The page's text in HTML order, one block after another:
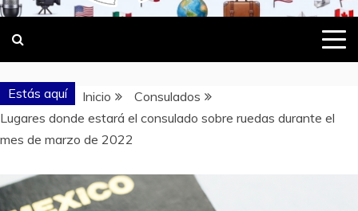
MUNDO
MIGRANTE
DONDE TODOS SOMOS MIGRANTES
Estás aquí Inicio
Consulados
Lugares donde estará el consulado sobre ruedas durante el
mes de marzo de 2022